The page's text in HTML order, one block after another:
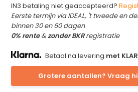
IN3 betaling niet geaccepteerd?
Eerste termijn via IDEAL, 't tweede en
binnen 30 en 60 dagen
0% rente&zonder BKRregistratie
Betaal na levering met
Grotere aantallen? Vraag